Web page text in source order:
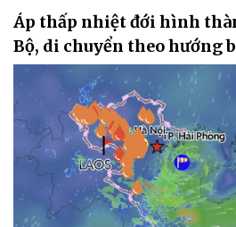
Áp thấp nhiệt đới hình
Bộ, di chuyển theo hướng